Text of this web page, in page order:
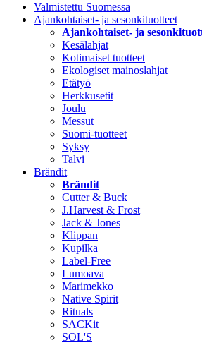
Valmistettu Suomessa
Ajankohtaiset- ja sesonkituotteet
Ajankohtaiset- ja
Kesälahjat
Kotimaiset tuotteet
Ekologiset mainoslahjat
Etätyö
Herkkusetit
Joulu
Messut
Suomi-tuotteet
Syksy
Talvi
Brändit
Brändit
Cutter & Buck
J.Harvest & Frost
Jack & Jones
Klippan
Kupilka
Label-Free
Lumoava
Marimekko
Native Spirit
Rituals
SACKit
SOL'S